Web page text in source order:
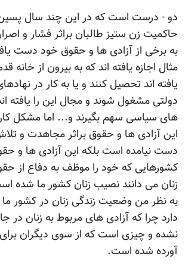
دو - درست است که در این چند سال
حاکمیت زن ستیز طالبان براثر فشار و
به برخی از آزادی ها و حقوق خود دست
مثال اجازه یافته اند که به بیرون از خانه
یافته اند تحصیل کنند و یا به کار در
دولتی مشغول شوند و مجال این را یافته
های سیاسی سهم بگیرند و... اما مشکل
این آزادی ها و حقوق براثر مجاهدت و
دست نیامده است بلکه این آزادی ها و
کشورهایی که خود را موظف به دفاع از
زنان می دانند نصیب زنان کشور ما شده
به نظر من وضعیت زندگی زنان در کشور
دارد چرا که آزادی های مربوط به زنان در
نشده و چیزی است که از سوی دیگران برای
آورده شده است.